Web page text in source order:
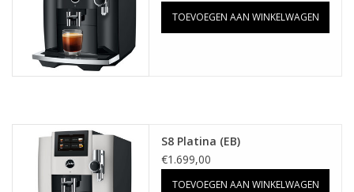
TOEVOEGEN AAN WINKELWAGEN
S8 Platina (EB)
€1.699,00
TOEVOEGEN AAN WINKELWAGEN